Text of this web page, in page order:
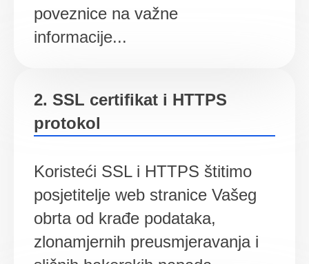
poveznice na važne
informacije...
2. SSL certifikat i HTTPS
protokol
Koristeći SSL i HTTPS štitimo
posjetitelje web stranice Vašeg
obrta od krađe podataka,
zlonamjernih preusmjeravanja i